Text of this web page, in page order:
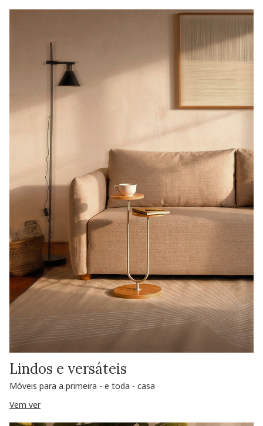
Lindos e versáteis
Móveis para a primeira - e toda - casa
Vem ver